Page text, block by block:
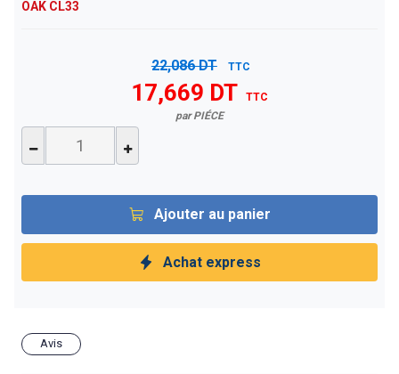
OAK CL33
22,086 DT TTC
17,669 DT
TTC
par PIÉCE
Ajouter au panier
Achat express
Avis